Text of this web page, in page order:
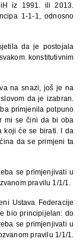
iz 1991. ili 2013.
1-1-1, odnosno
da je postojala
konstitutivnim
na snazi, još je na
da je izabran.
primjenila potpuno
mi se čini da bi oba
koji će se birati. I da
da se primjeni ta
se primjenjivati u
pravilu 1/1/1.
Ustava Federacije
bio principijelan: do
se primjenjivati u
pravilu 1/1/1.